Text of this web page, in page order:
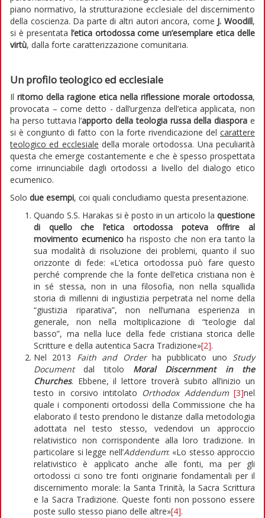
piano normativo, la strutturazione ecclesiale del discernimento
della coscienza. Da parte di altri autori ancora, come J. Woodill,
si è presentata l’etica ortodossa come un’esemplare etica delle
virtù, dalla forte caratterizzazione comunitaria.
Un profilo teologico ed ecclesiale
Il ritorno della ragione etica nella riflessione morale ortodossa,
provocata – come detto - dall’urgenza dell’etica applicata, non
ha perso tuttavia l’apporto della teologia russa della diaspora e
si è congiunto di fatto con la forte rivendicazione del carattere
teologico ed ecclesiale della morale ortodossa. Una peculiarità
questa che emerge costantemente e che è spesso prospettata
come irrinunciabile dagli ortodossi a livello del dialogo etico
ecumenico.
Solo due esempi, coi quali concludiamo questa presentazione.
Quando S.S. Harakas si è posto in un articolo la questione
di quello che l’etica ortodossa poteva offrire al
movimento ecumenicoha risposto che non era tanto la
sua modalità di risoluzione dei problemi, quanto il suo
orizzonte di fede: «L’etica ortodossa può fare questo
perché comprende che la fonte dell’etica cristiana non è
in sé stessa, non in una filosofia, non nella squallida
storia di millenni di ingiustizia perpetrata nel nome della
“giustizia riparativa”, non nell’umana esperienza in
generale, non nella moltiplicazione di “teologie dal
basso”, ma nella luce della fede cristiana storica delle
Scritture e della autentica Sacra Tradizione»[2].
Nel 2013 Faith and Orderha pubblicato uno Study
Documentdal titolo Moral Discernment in the
Churches. Ebbene, il lettore troverà subito all’inizio un
testo in corsivo intitolato Orthodox Addendum [3]nel
quale i componenti ortodossi della Commissione che ha
elaborato il testo prendono le distanze dalla metodologia
adottata nel testo stesso, vedendovi un approccio
relativistico non corrispondente alla loro tradizione. In
particolare si legge nell’Addendum: «Lo stesso approccio
relativistico è applicato anche alle fonti, ma per gli
ortodossi ci sono tre fonti originarie fondamentali per il
discernimento morale: la Santa Trinità, la Sacra Scrittura
e la Sacra Tradizione. Queste fonti non possono essere
poste sullo stesso piano delle altre»[4].